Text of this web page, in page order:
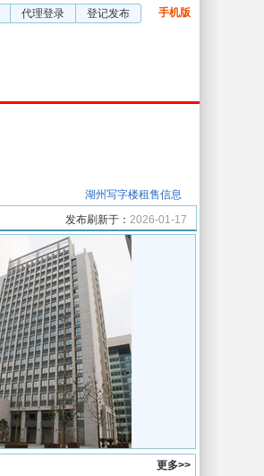
代理登录 登记发布 手机版
湖州写字楼租售信息
发布刷新于： 2026-01-17
更多>>